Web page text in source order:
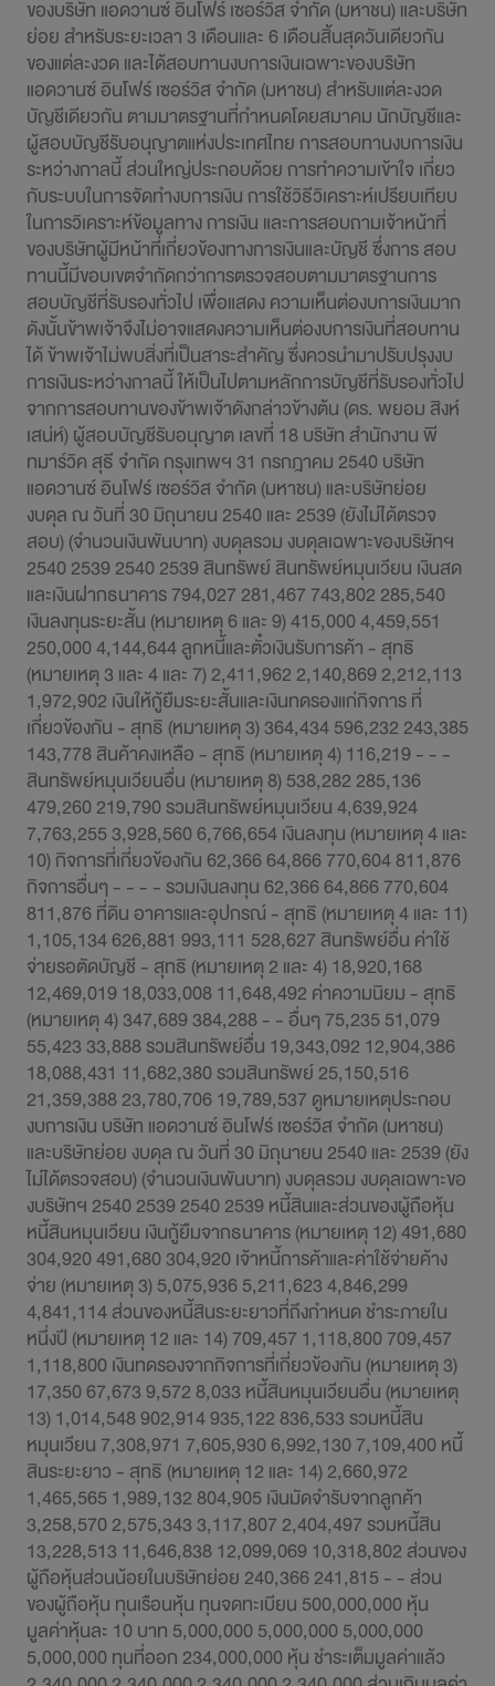
การพัฒนาอย่างยั่งยืน
ข่าวสารและกิจกรรม
สอบถามข้อมูล
ไปยังเว็บไซต์หลักบริษัท